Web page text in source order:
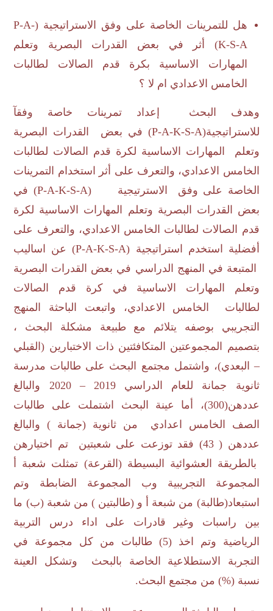
هل للتمرينات الخاصة على وفق الاستراتيجية (P-A-
K-S-A) أثر في بعض القدرات البصرية وتعلم
المهارات الاساسية بكرة قدم الصالات لطالبات
الخامس الاعدادي ام لا ؟
وهدف البحث إعداد تمرينات خاصة وفقآ
للاستراتيجية(P-A-K-S-A) في بعض القدرات البصرية
وتعلم المهارات الاساسية لكرة قدم الصالات لطالبات
الخامس الاعدادي، والتعرف على أثر استخدام التمرينات
الخاصة على وفق الاسترتيجية (
P-A-K-S-A) في
بعض القدرات البصرية وتعلم المهارات الاساسية لكرة
قدم الصالات لطالبات الخامس الاعدادي، والتعرف على
أفضلية استخدم استراتيجية ( P-A-K-S-A) عن اساليب
المتبعة في المنهج الدراسي في بعض القدرات البصرية
وتعلم المهارات الاساسية في كرة قدم الصالات
لطالبات الخامس الاعدادي، واتبعت الباحثة المنهج
التجريبي بوصفه يتلائم مع طبيعة مشكلة البحث ،
بتصميم المجموعتين المتكافئتين ذات الاختبارين (القبلي
– البعدي)، واشتمل مجتمع البحث على طالبات مدرسة
ثانوية جمانة للعام الدراسي 2019 – 2020 والبالغ
عددهن)
300)، أما عينة البحث اشتملت على طالبات
الصف الخامس اعدادي من ثانوية (جمانة ) والبالغ
عددهن ( 43) فقد توزعت على شعبتين تم اختيارهن
بالطريقة العشوائية البسيطة (القرعة) تمثلت شعبة أ
المجموعة التجريبية وب المجموعة الضابطة وتم
استبعاد(طالبة) من شبعة أ و (طالبتين ) من شعبة (ب) ما
بين راسبات وغير قادرات على اداء درس التربية
الرياضية وتم اخذ (5) طالبات من كل مجموعة في
التجربة الاستطلاعية الخاصة بالبحث وتشكل العينة
نسبة (%) من مجتمع البحث.